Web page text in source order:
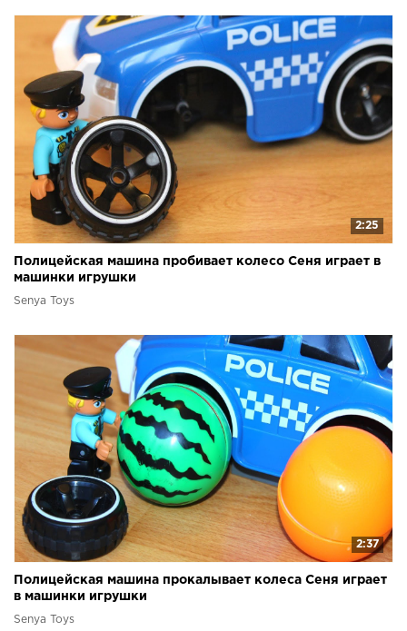
2:25
Полицейская машина пробивает колесо Сеня играет в
машинки игрушки
Senya Toys
2:37
Полицейская машина прокалывает колеса Сеня играет
в машинки игрушки
Senya Toys